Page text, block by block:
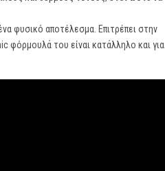
φυσικό αποτέλεσμα. Επιτρέπει στην
φόρμουλά του είναι κατάλληλο και για